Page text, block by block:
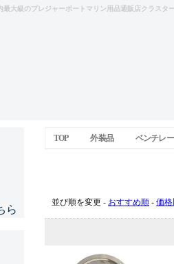
最大級のプレジャーボートマリン用品通販店クラスタ
TOP 外装品 ベンチレ
並び順を変更 - おすすめ順 - 価
ら